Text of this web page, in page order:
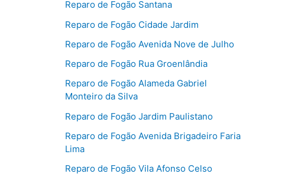
Reparo de Fogão Santana
Reparo de Fogão Cidade Jardim
Reparo de Fogão Avenida Nove de Julho
Reparo de Fogão Rua Groenlândia
Reparo de Fogão Alameda Gabriel
Monteiro da Silva
Reparo de Fogão Jardim Paulistano
Reparo de Fogão Avenida Brigadeiro Faria
Lima
Reparo de Fogão Vila Afonso Celso